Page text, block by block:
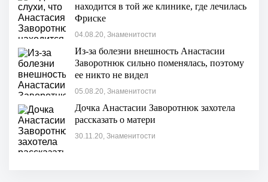
находится в той же клинике, где лечилась
Фриске
04.08.20, Знаменитости
Из-за болезни внешность Анастасии
Заворотнюк сильно поменялась, поэтому
ее никто не видел
05.08.20, Знаменитости
Дочка Анастасии Заворотнюк захотела
рассказать о матери
30.11.20, Знаменитости